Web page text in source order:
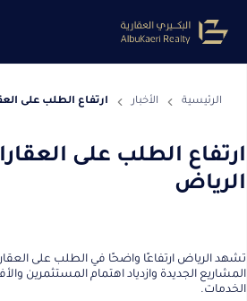
الرئيسية الأخبار ارتفاع الطلب على
ارتفاع الطلب على
الرياض
تشهد الرياض ارتفاعًا واضحًا في الطلب على
المشاريع الجديدة وازدياد اهتمام المستثمرين
الخدمات.